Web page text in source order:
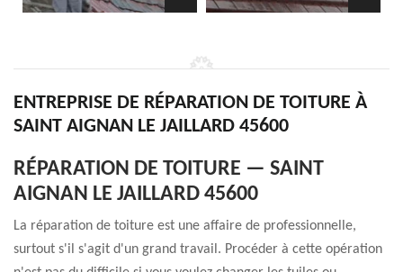
ENTREPRISE DE RÉPARATION DE TOITURE À
SAINT AIGNAN LE JAILLARD 45600
RÉPARATION DE TOITURE — SAINT
AIGNAN LE JAILLARD 45600
La réparation de toiture est une affaire de professionnelle,
surtout s'il s'agit d'un grand travail. Procéder à cette opération